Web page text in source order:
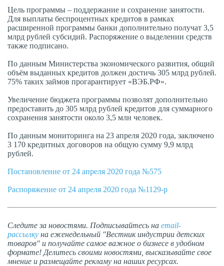
Цель программы – поддержание и сохранение занятости.
Для выплаты беспроцентных кредитов в рамках
расширенной программы банки дополнительно получат 3,5
млрд рублей субсидий. Распоряжение о выделении средств
также подписано.
По данным Министерства экономического развития, общий
объём выданных кредитов должен достичь 305 млрд рублей.
75% таких займов прогарантирует «ВЭБ.РФ».
Увеличение бюджета программы позволят дополнительно
предоставить до 305 млрд рублей кредитов для суммарного
сохранения занятости около 3,5 млн человек.
По данным мониторинга на 23 апреля 2020 года, заключено
3 170 кредитных договоров на общую сумму 9,9 млрд
рублей.
Постановление от 24 апреля 2020 года №575
Распоряжение от 24 апреля 2020 года №1129-р
Следите за новостями. Подписывайтесь на email-
рассылку на еженедельный "Вестник индустрии детских
товаров" и получайте самое важное о бизнесе в удобном
формате! Делитесь своими новостями, высказывайте свое
мнение и размещайте рекламу на наших ресурсах.